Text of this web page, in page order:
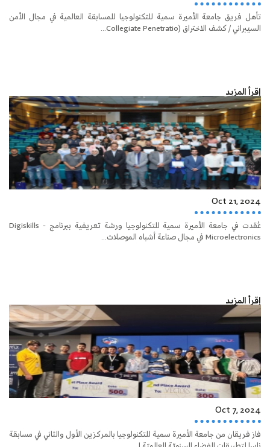
تأهل فريق جامعة الأميرة سمية للتكنولوجيا للمسابقة العالمية في مجال الأمن
السيبراني / كشف الاختراق (Collegiate Penetratio...
إقرأ المزيد
Oct 21, 2024
عُقدت في جامعة الأميرة سمية للتكنولوجيا ورشة تعريفية ببرنامج Digiskills -
Microelectronics في مجال صناعة أشباه الموصلات...
إقرأ المزيد
Oct 7, 2024
فاز فريقان من جامعة الأميرة سمية للتكنولوجيا بالمركزين الأول والثاني في مسابقة